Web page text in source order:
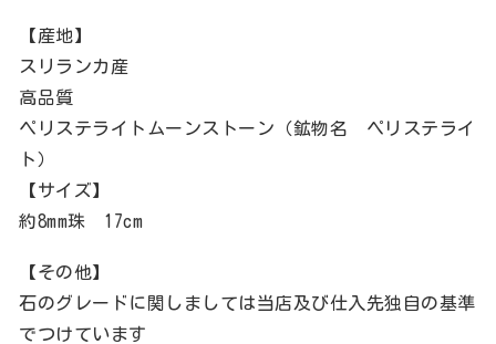
【産地】
スリランカ産
高品質
ペリステライトムーンストーン（鉱物名 ペリステライ
ト）
【サイズ】
約8mm珠 17cm
【その他】
石のグレードに関しましては当店及び仕入先独自の基準
でつけています